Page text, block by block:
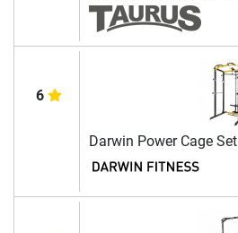
6
Darwin Power Cage Set